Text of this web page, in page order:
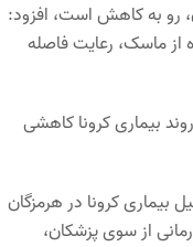
رو به کاهش است، افزود:
از ماسک، رعایت فاصله
بیماری کرونا کاهشی
بیماری کرونا در هرمزگان
از سوی پزشکان،